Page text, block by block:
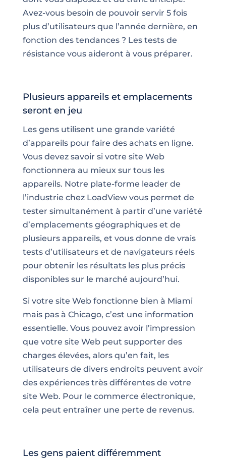
Avez-vous besoin de pouvoir servir 5 fois
plus d’utilisateurs que l’année dernière, en
fonction des tendances ? Les tests de
résistance vous aideront à vous préparer.
Plusieurs appareils et emplacements
seront en jeu
Les gens utilisent une grande variété
d’appareils pour faire des achats en ligne.
Vous devez savoir si votre site Web
fonctionnera au mieux sur tous les
appareils. Notre plate-forme leader de
l’industrie chez LoadView vous permet de
tester simultanément à partir d’une variété
d’emplacements géographiques et de
plusieurs appareils, et vous donne de vrais
tests d’utilisateurs et de navigateurs réels
pour obtenir les résultats les plus précis
disponibles sur le marché aujourd’hui.
Si votre site Web fonctionne bien à Miami
mais pas à Chicago, c’est une information
essentielle. Vous pouvez avoir l’impression
que votre site Web peut supporter des
charges élevées, alors qu’en fait, les
utilisateurs de divers endroits peuvent avoir
des expériences très différentes de votre
site Web. Pour le commerce électronique,
cela peut entraîner une perte de revenus.
Les gens paient différemment